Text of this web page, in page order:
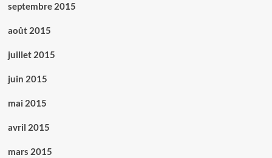
septembre 2015
août 2015
juillet 2015
juin 2015
mai 2015
avril 2015
mars 2015